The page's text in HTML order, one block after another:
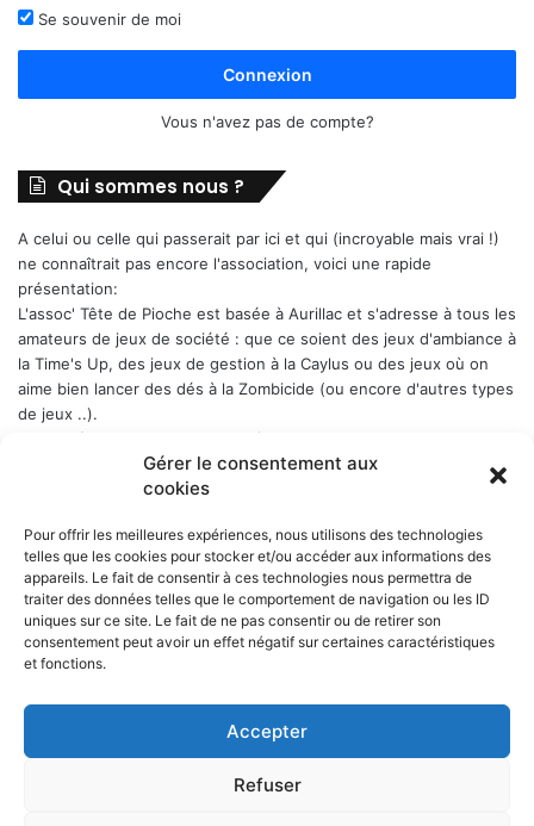
Gérer le consentement aux
cookies
Pour offrir les meilleures expériences, nous utilisons des technologies
telles que les cookies pour stocker et/ou accéder aux informations des
appareils. Le fait de consentir à ces technologies nous permettra de
traiter des données telles que le comportement de navigation ou les ID
uniques sur ce site. Le fait de ne pas consentir ou de retirer son
consentement peut avoir un effet négatif sur certaines caractéristiques
et fonctions.
Accepter
Refuser
Se souvenir de moi
Connexion
Vous n'avez pas de compte?
Qui sommes nous ?
A celui ou celle qui passerait par ici et qui (incroyable mais vrai !)
ne connaîtrait pas encore l'association, voici une rapide
présentation:
L'assoc' Tête de Pioche est basée à Aurillac et s'adresse à tous les
amateurs de jeux de société : que ce soient des jeux d'ambiance à
la Time's Up, des jeux de gestion à la Caylus ou des jeux où on
aime bien lancer des dés à la Zombicide (ou encore d'autres types
de jeux ..).
Les soirées-jeux sont ouvertes à tous (enfin quand même plutôt
aux adultes). Elles ont lieu chaque Week-end en alternance : 1er
samedi du mois, puis vendredi, puis samedi etc..., a Belbex (6
minuit...
La cotisation annuelle est de 10 € (mais le trésorier est indulgent
envers les curieux qui viennent une fois comme ça ...)Donc, si
cela vous dit, n'hésitez pas !